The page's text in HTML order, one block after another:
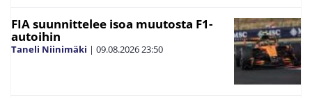
FIA suunnittelee isoa muutosta F1-
autoihin
Taneli Niinimäki | 09.08.202623:50